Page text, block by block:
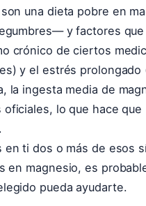
una dieta pobre en
y factores
crónico de ciertos
y el estrés prolongado
la ingesta media de
oficiales, lo que hace
en ti dos o más de esos
en magnesio, es
pueda ayudarte.